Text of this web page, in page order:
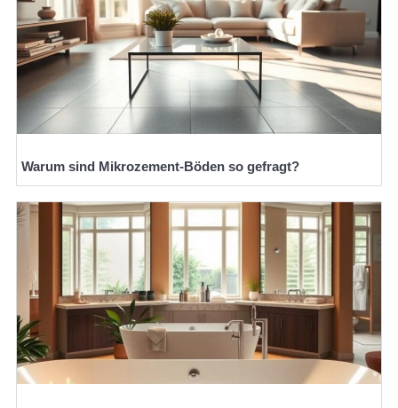
Warum sind Mikrozement-Böden so gefragt?